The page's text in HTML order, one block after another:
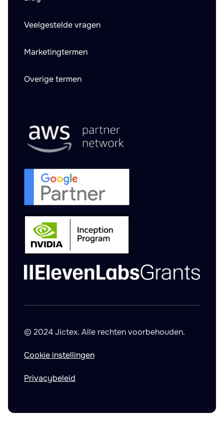
Veelgestelde vragen
Marketingtermen
Overige termen
© 2024 Jictex. Alle rechten voorbehouden.
Cookie instellingen
Privacybeleid